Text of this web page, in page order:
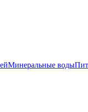
Минеральные воды